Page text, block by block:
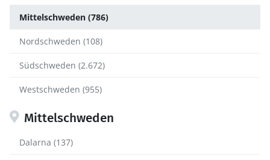
Mittelschweden (786)
Nordschweden (108)
Südschweden (2.672)
Westschweden (955)
Mittelschweden
Dalarna (137)